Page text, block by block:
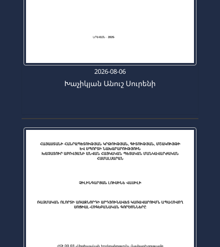
2026-08-06
Խաչիկյան Անուշ Սուրենի